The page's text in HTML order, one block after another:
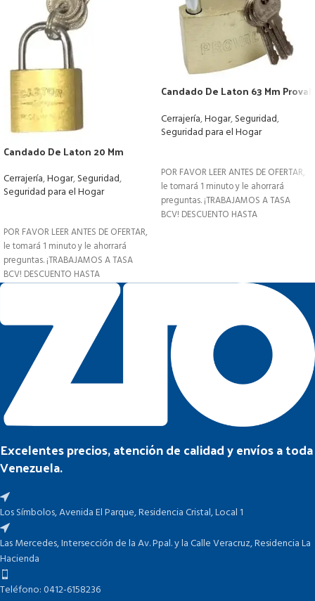
Candado De Laton 20 Mm
Cerrajería,Hogar,Seguridad,
Seguridad para el Hogar
POR FAVOR LEER ANTES DE OFERTAR,
le tomará 1 minuto y le ahorrará
preguntas. ¡TRABAJAMOS A TASA
BCV! DESCUENTO HASTA
Candado De Laton 63 Mm Proval
Cerrajería,Hogar,Seguridad,
Seguridad para el Hogar
POR FAVOR LEER ANTES DE OFERTAR,
le tomará 1 minuto y le ahorrará
preguntas. ¡TRABAJAMOS A TASA
BCV! DESCUENTO HASTA
Excelentes precios, atención de calidad y envíos a toda
Venezuela.
Los Símbolos, Avenida El Parque, Residencia Cristal, Local 1
Las Mercedes, Intersección de la Av. Ppal. y la Calle Veracruz, Residencia La
Hacienda
Teléfono: 0412-6158236